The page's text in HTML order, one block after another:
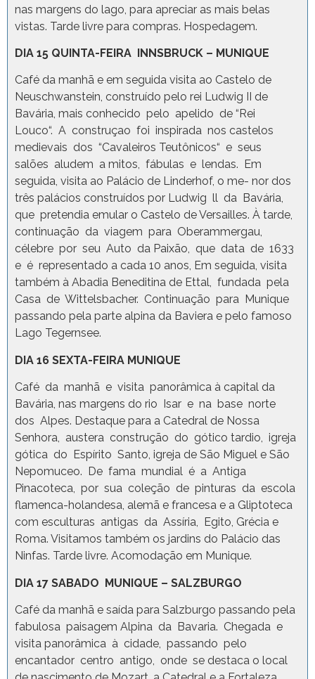
nas margens do lago, para apreciar as mais belas
vistas. Tarde livre para compras. Hospedagem.
DIA 15 QUINTA-FEIRA INNSBRUCK – MUNIQUE
Café da manhã e em seguida visita ao Castelo de
Neuschwanstein, construído pelo rei Ludwig II de
Bavária, mais conhecido pelo apelido de “Rei
Louco“. A construçao foi inspirada nos castelos
medievais dos “Cavaleiros Teutônicos“ e seus
salões aludem a mitos, fábulas e lendas. Em
seguida, visita ao Palácio de Linderhof, o me- nor dos
três palácios construídos por Ludwig ll da Bavária,
que pretendia emular o Castelo de Versailles. À tarde,
continuação da viagem para Oberammergau,
célebre por seu Auto da Paixão, que data de 1633
e é representado a cada 10 anos, Em seguida, visita
também à Abadia Beneditina de Ettal, fundada pela
Casa de Wittelsbacher. Continuação para Munique
passando pela parte alpina da Baviera e pelo famoso
Lago Tegernsee.
DIA 16 SEXTA-FEIRA MUNIQUE
Café da manhã e visita panorâmica à capital da
Bavária, nas margens do rio Isar e na base norte
dos Alpes. Destaque para a Catedral de Nossa
Senhora, austera construção do gótico tardio, igreja
gótica do Espírito Santo, igreja de São Miguel e São
Nepomuceo. De fama mundial é a Antiga
Pinacoteca, por sua coleção de pinturas da escola
flamenca-holandesa, alemã e francesa e a Gliptoteca
com esculturas antigas da Assíria, Egito, Grécia e
Roma. Visitamos também os jardins do Palácio das
Ninfas. Tarde livre. Acomodação em Munique.
DIA 17 SABADO MUNIQUE – SALZBURGO
Café da manhã e saída para Salzburgo passando pela
fabulosa paisagem Alpina da Bavaria. Chegada e
visita panorâmica à cidade, passando pelo
encantador centro antigo, onde se destaca o local